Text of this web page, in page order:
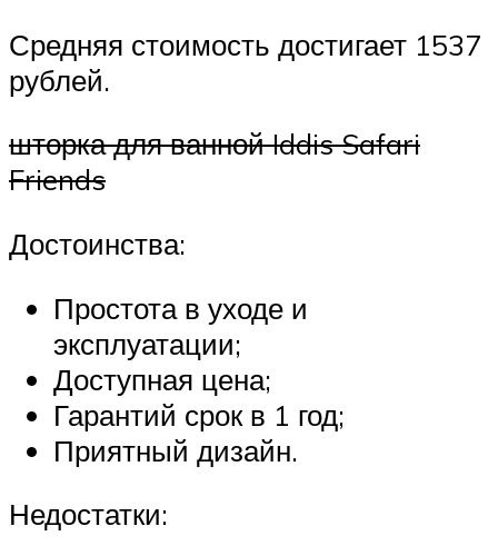
Средняя стоимость достигает 1537
рублей.
шторка для ванной Iddis Safari
Friends
Достоинства:
Простота в уходе и
эксплуатации;
Доступная цена;
Гарантий срок в 1 год;
Приятный дизайн.
Недостатки: